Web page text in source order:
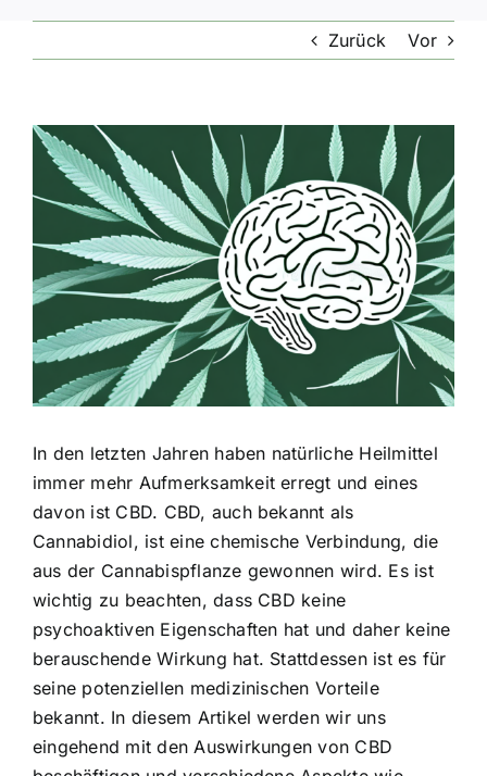
Zurück Vor
Zeige
grösseres
Bild
In den letzten Jahren haben natürliche Heilmittel
immer mehr Aufmerksamkeit erregt und eines
davon ist CBD. CBD, auch bekannt als
Cannabidiol, ist eine chemische Verbindung, die
aus der Cannabispflanze gewonnen wird. Es ist
wichtig zu beachten, dass CBD keine
psychoaktiven Eigenschaften hat und daher keine
berauschende Wirkung hat. Stattdessen ist es für
seine potenziellen medizinischen Vorteile
bekannt. In diesem Artikel werden wir uns
eingehend mit den Auswirkungen von CBD